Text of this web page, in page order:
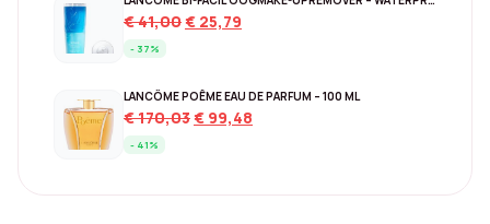
€41,00Original
€ 41,00.
€ 25,79
- 37%
LANCÔME POÊME EAU DE PARFUM – 100 ML
€170,03Original
€ 99,48
- 41%